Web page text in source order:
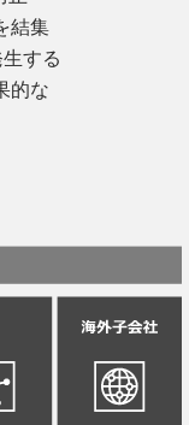
結集
する
的な